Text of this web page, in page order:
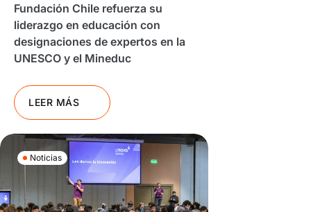
Fundación Chile refuerza su
liderazgo en educación con
designaciones de expertos en la
UNESCO y el Mineduc
LEER MÁS
Noticias